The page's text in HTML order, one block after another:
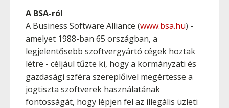
A BSA-ról
A Business Software Alliance (www.bsa.hu) -
amelyet 1988-ban 65 országban, a
legjelentősebb szoftvergyártó cégek hoztak
létre - céljául tűzte ki, hogy a kormányzati és
gazdasági szféra szereplőivel megértesse a
jogtiszta szoftverek használatának
fontosságát, hogy lépjen fel az illegális üzleti